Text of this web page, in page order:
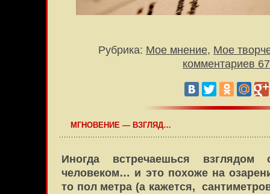
Рубрика: Мое мнение, Мое
комментариев 67
МГНОВЕНИЕ — ВЗГЛЯД…
Иногда встречаешься
человеком… и это похоже на
то пол метра (а кажется,